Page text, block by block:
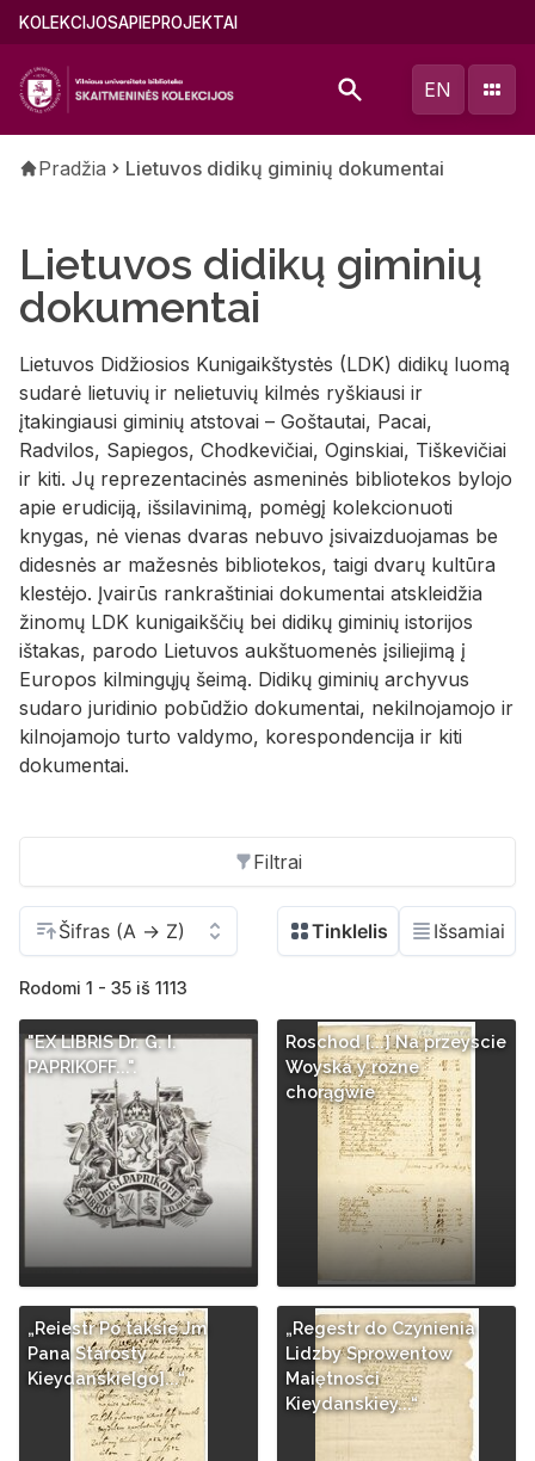
Pereiti
pagrindinį
turinį
Main
(lithuanian)
KOLEKCIJOSAPIEPROJEKTAI
EN
Kelias
Pradžia Lietuvos didikų giminių dokumentai
Lietuvos didikų giminių
dokumentai
Lietuvos Didžiosios Kunigaikštystės (LDK) didikų luomą
sudarė lietuvių ir nelietuvių kilmės ryškiausi ir
įtakingiausi giminių atstovai – Goštautai, Pacai,
Radvilos, Sapiegos, Chodkevičiai, Oginskiai, Tiškevičiai
ir kiti. Jų reprezentacinės asmeninės bibliotekos bylojo
apie erudiciją, išsilavinimą, pomėgį kolekcionuoti
knygas, nė vienas dvaras nebuvo įsivaizduojamas be
didesnės ar mažesnės bibliotekos, taigi dvarų kultūra
klestėjo. Įvairūs rankraštiniai dokumentai atskleidžia
žinomų LDK kunigaikščių bei didikų giminių istorijos
ištakas, parodo Lietuvos aukštuomenės įsiliejimą į
Europos kilmingųjų šeimą. Didikų giminių archyvus
sudaro juridinio pobūdžio dokumentai, nekilnojamojo ir
kilnojamojo turto valdymo, korespondencija ir kiti
dokumentai.
Filtrai
Rodomi 1 - 35 iš 1113
"EX LIBRIS Dr. G. I.
PAPRIKOFF...".
Roschod [...] Na przeyscie
Woyska y rozne
chorągwie
„Reiestr Po taksie Jm
Pana Starosty
Kieydanskie[go]...“
„Regestr do Czynienia
Lidzby Sprowentow
Maiętnosci
Kieydanskiey...“